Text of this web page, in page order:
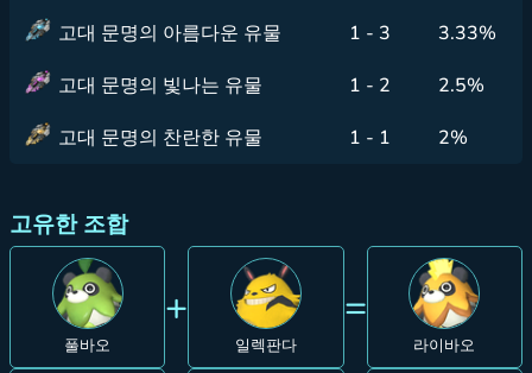
고대 문명의 아름다운 유물
1 - 3
3.33%
고대 문명의 빛나는 유물
1 - 2
2.5%
고대 문명의 찬란한 유물
1 - 1 2%
고유한 조합
풀바오
+
일렉판다
=
라이바오